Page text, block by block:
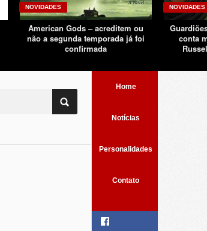
NOVIDADES
American Gods – acreditem ou
não a segunda temporada já foi
confirmada
NOVIDADES
conta
Home
Notícias
Personalidades
Contato